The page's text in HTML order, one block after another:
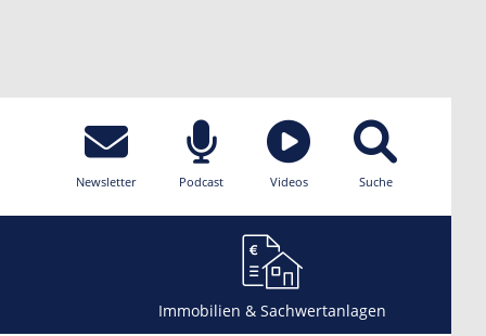
Newsletter Podcast Videos Suche
Immobilien & Sachwertanlagen